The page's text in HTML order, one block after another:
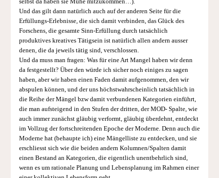
selbst da haben sie Mühe mitzukommen…).
Und das gilt dann natürlich auch auf der anderen Seite für die
Erfüllungs-Erlebnisse, die sich damit verbinden, das Glück des
Forschens, die gesamte Sinn-Erfüllung durch tatsächlich
produktives kreatives Tätigsein ist natürlich allen andern ausser
denen, die da jeweils tätig sind, verschlossen.
Und da muss man fragen: Was für eine Art Mangel haben wir denn
da festgestellt? Über den würde ich sicher noch einiges zu sagen
haben, aber wir haben einen Faden damit aufgenommen, den wir
abspulen können, und der uns höchstwahrscheinlich tatsächlich in
die Reihe der Mängel bzw damit verbundenen Kategorien einführt,
die man aufsteigend in den Stufen der dritten, der MOD- Spalte, wie
auch immer zunächst gläubig verformt, gläubig überdehnt, entdeckt
im Vollzug der fortschreitenden Epoche der Moderne. Denn auch die
Moderne hat (behaupte ich) eine Mängelliste zu entdecken, und sie
erschliesst sich wie die beiden andern Kolumnen/Spalten damit
einen Bestand an Kategorien, die eigentlich unentbehrlich sind,
wenn es um rationale Planung und Lebensplanung im Rahmen einer